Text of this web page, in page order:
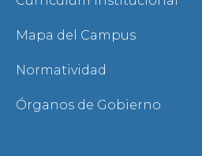
Mapa del Campus
Normatividad
Órganos de Gobierno